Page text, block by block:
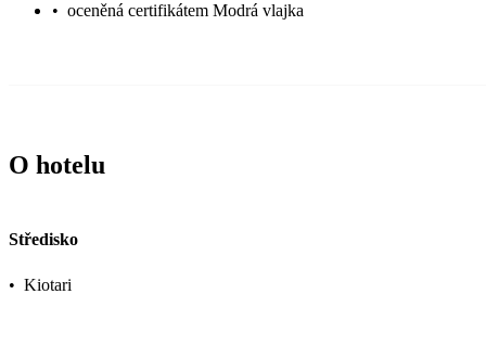
• oceněná certifikátem Modrá vlajka
O hotelu
Středisko
• Kiotari